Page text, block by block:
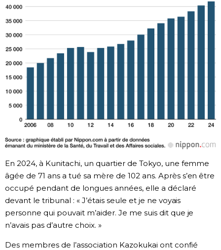
En 2024, à Kunitachi, un quartier de Tokyo, une femme
âgée de 71 ans a tué sa mère de 102 ans. Après s’en être
occupé pendant de longues années, elle a déclaré
devant le tribunal : « J’étais seule et je ne voyais
personne qui pouvait m’aider. Je me suis dit que je
n’avais pas d’autre choix. »
Des membres de l’association Kazokukai ont confié